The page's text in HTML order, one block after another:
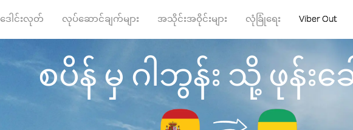
ဒေါင်းလုတ် လုပ်ဆောင်ချက်များ အသိုင်းအဝိုင်းများ လုံခြုံရေး Viber Out
စပိန် မှ ဂါဘွန်း သို့ ဖုန်းခ